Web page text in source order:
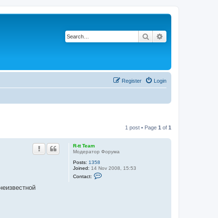
Search
Login
Register
1 post • Page 1 of 1
R-tt Team
Модератор Форума
Posts: 1358
Joined: 14 Nov 2008, 15:53
Contact: